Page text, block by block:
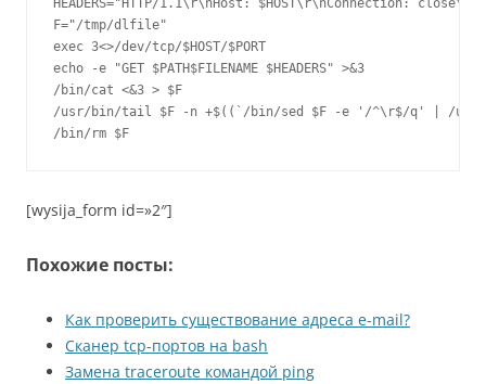
HEADERS="HTTP/1.1\r\nHost: $HOST\r\nConnection:
F="/tmp/dlfile"
exec 3<>/dev/tcp/$HOST/$PORT
echo -e "GET $PATH$FILENAME $HEADERS" >&3
/bin/cat <&3 > $F
/usr/bin/tail $F -n +$((`/bin/sed $F -e '/^\r$/q' | /usr/
[wysija_form id=»2″]
Похожие посты:
Как проверить существование адреса e-mail?
Сканер tcp-портов на bash
Замена traceroute командой ping